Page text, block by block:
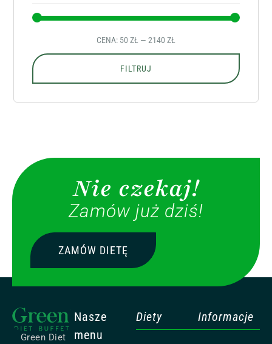
FILTRUJ
CENA: 50 ZŁ — 2140 ZŁ
Nie czekaj!
Zamów już dziś!
ZAMÓW DIETĘ
Green Diet
Nasze
menu
Diety Informacje